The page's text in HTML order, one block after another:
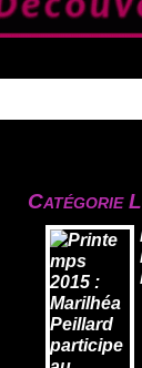
Catégorie